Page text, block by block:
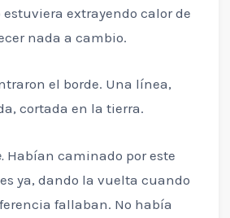
estuviera extrayendo calor de
nada a cambio.
el borde. Una línea,
cortada en la tierra.
Habían caminado por este
ya, dando la vuelta cuando
fallaban. No había